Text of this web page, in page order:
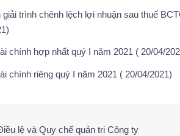
giải trình chênh lệch lợi nhuận sau thuế
chính hợp nhất quý I năm 2021 ( 20/04/
chính riêng quý I năm 2021 ( 20/04/2021)
lệ và Quy chế quản trị Công ty